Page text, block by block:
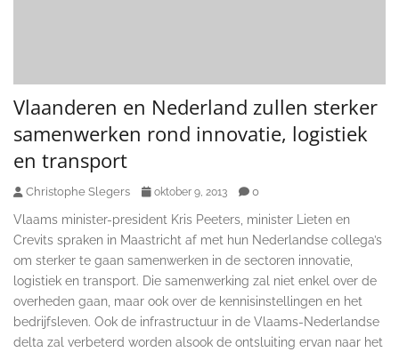
Vlaanderen en Nederland zullen sterker
samenwerken rond innovatie, logistiek
en transport
Christophe Slegers oktober 9, 2013 0
Vlaams minister-president Kris Peeters, minister Lieten en
Crevits spraken in Maastricht af met hun Nederlandse collega’s
om sterker te gaan samenwerken in de sectoren innovatie,
logistiek en transport. Die samenwerking zal niet enkel over de
overheden gaan, maar ook over de kennisinstellingen en het
bedrijfsleven. Ook de infrastructuur in de Vlaams-Nederlandse
delta zal verbeterd worden alsook de ontsluiting ervan naar het